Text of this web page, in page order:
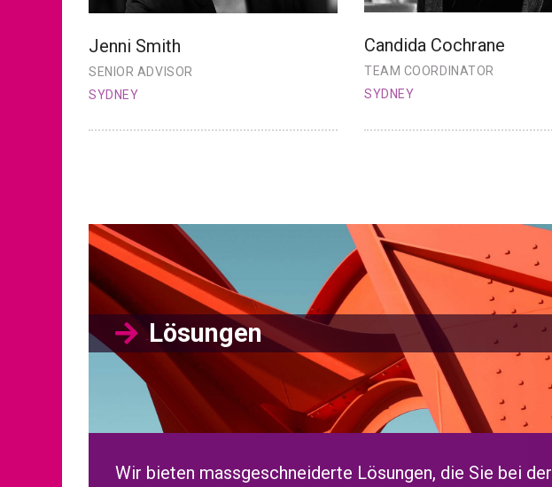
Jenni Smith
SENIOR ADVISOR
SYDNEY
Candida Cochrane
TEAM COORDINATOR
SYDNEY
Lösungen
Wir bieten massgeschneiderte Lösungen, die Sie bei der